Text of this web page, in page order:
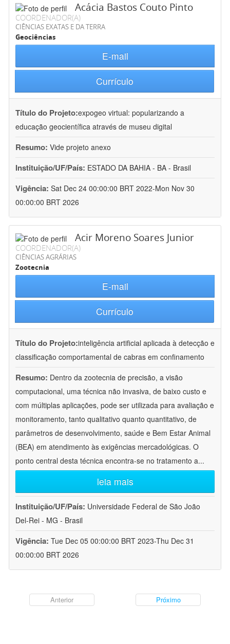
Acácia Bastos Couto Pinto
COORDENADOR(A)
CIÊNCIAS EXATAS E DA TERRA
Geociências
E-mail
Currículo
Título do Projeto:expogeo virtual: popularizando a
educação geocientífica através de museu digital
Resumo: Vide projeto anexo
Instituição/UF/País: ESTADO DA BAHIA - BA - Brasil
Vigência: Sat Dec 24 00:00:00 BRT 2022-Mon Nov 30
00:00:00 BRT 2026
Acir Moreno Soares Junior
COORDENADOR(A)
CIÊNCIAS AGRÁRIAS
Zootecnia
E-mail
Currículo
Título do Projeto:inteligência artificial aplicada à detecção e
classificação comportamental de cabras em confinamento
Resumo: Dentro da zootecnia de precisão, a visão
computacional, uma técnica não invasiva, de baixo custo e
com múltiplas aplicações, pode ser utilizada para avaliação e
monitoramento, tanto qualitativo quanto quantitativo, de
parâmetros de desenvolvimento, saúde e Bem Estar Animal
(BEA) em atendimento às exigências mercadológicas. O
ponto central desta técnica encontra-se no tratamento a...
leia mais
Instituição/UF/País: Universidade Federal de São João
Del-Rei - MG - Brasil
Vigência: Tue Dec 05 00:00:00 BRT 2023-Thu Dec 31
00:00:00 BRT 2026
Anterior Próximo